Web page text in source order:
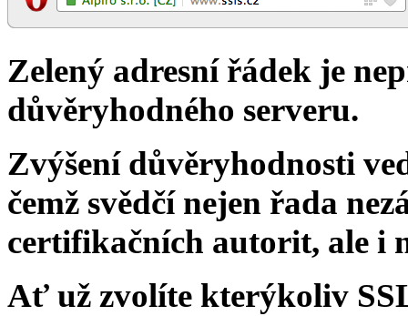
Zelený adresní řádek je
důvěryhodného serveru.
Zvýšení důvěryhodnosti
čemž svědčí nejen řada
certifikačních autorit, ale i
Ať už zvolíte kterýkoliv